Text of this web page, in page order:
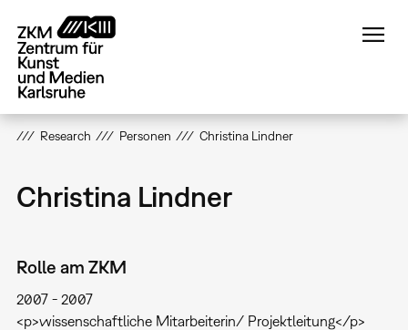
zum
Inhalt
Research Personen Christina Lindner
Christina Lindner
Rolle am ZKM
2007
2007
<p>wissenschaftliche Mitarbeiterin/ Projektleitung</p>